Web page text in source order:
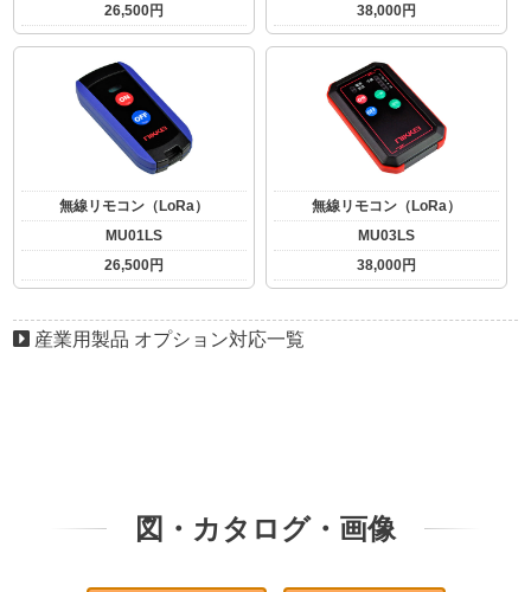
26,500円
38,000円
無線リモコン（LoRa）
MU01LS
26,500円
無線リモコン（LoRa）
MU03LS
38,000円
産業用製品 オプション対応一覧
図・カタログ・画像